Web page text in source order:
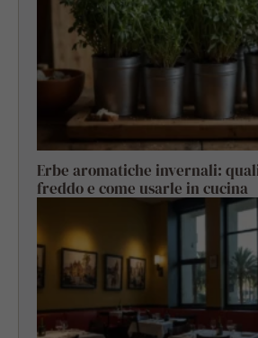
Erbe aromatiche invernali:
freddo e come usarle in cucina